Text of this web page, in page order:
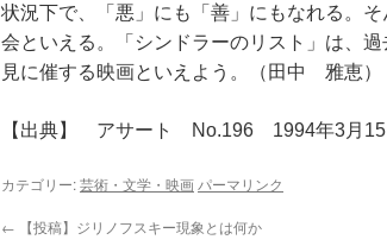
状況下で、「悪」にも「善」にもなれる。
会といえる。「シンドラーのリスト」は、
見に催する映画といえよう。（田中 雅恵）
【出典】 アサート No.196 1994年3月15
カテゴリー:芸術・文学・映画 パーマリンク
← 【投稿】ジリノフスキー現象とは何か